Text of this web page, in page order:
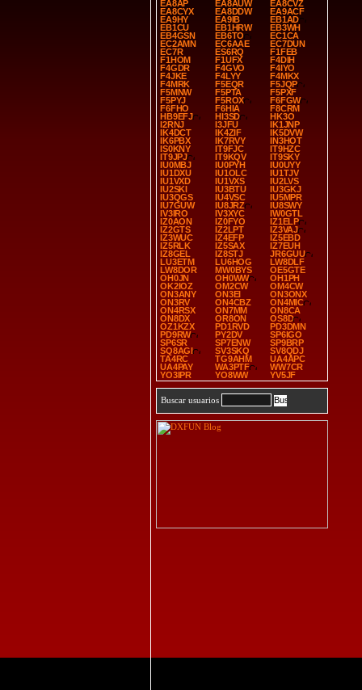
EA8AP
EA8AUW
EA8CVZ
EA8CYX
EA8DDW
EA9ACF
EA9HY
EA9IB
EB1AD
EB1CU
EB1HRW
EB3WH
EB4GSN
EB6TO
EC1CA
EC2AMN
EC6AAE
EC7DUN
EC7R
ES6RQ
F1FEB
F1HOM
F1UFX
F4DIH
F4GDR
F4GVO
F4IYO
F4JKE
F4LYY
F4MKX
F4MRK
F5EQR
F5JQP
F5MNW
F5PTA
F5PXF
F5PYJ
F5ROX
F6FGW
F6FHO
F6HIA
F8CRM
HB9EFJ
HI3SD
HK3O
I2RNJ
I3JFU
IK1JNP
IK4DCT
IK4ZIF
IK5DVW
IK6PBX
IK7RVY
IN3HOT
IS0KNY
IT9FJC
IT9HZC
IT9JPJ
IT9KQV
IT9SKY
IU0MBJ
IU0PYH
IU0UYY
IU1DXU
IU1OLC
IU1TJV
IU1VXD
IU1VXS
IU2LVS
IU2SKI
IU3BTU
IU3GKJ
IU3QGS
IU4VSC
IU5MPR
IU7GUW
IU8JRZ
IU8SWY
IV3IRO
IV3XYC
IW0GTL
IZ0AON
IZ0FYO
IZ1ELP
IZ2GTS
IZ2LPT
IZ3VAJ
IZ3WUC
IZ4EFP
IZ5EBD
IZ5RLK
IZ5SAX
IZ7EUH
IZ8GEL
IZ8STJ
JR6GUU
LU3ETM
LU6HOG
LW8DLF
LW8DOR
MW0BYS
OE5GTE
OH0JN
OH0WW
OH1PH
OK2IOZ
OM2CW
OM4CW
ON3ANY
ON3EI
ON3ONX
ON3RV
ON4CBZ
ON4MIC
ON4RSX
ON7MM
ON8CA
ON8DX
OR8ON
OS8D
OZ1KZX
PD1RVD
PD3DMN
PD9RW
PY2DV
SP6IGO
SP6SR
SP7ENW
SP9BRP
SQ8AGI
SV3SKQ
SV8QDJ
TA4RC
TG9AHM
UA4APC
UA4PAY
WA3PTF
WW7CR
YO3IPR
YO8WW YV5JF
Buscar usuarios